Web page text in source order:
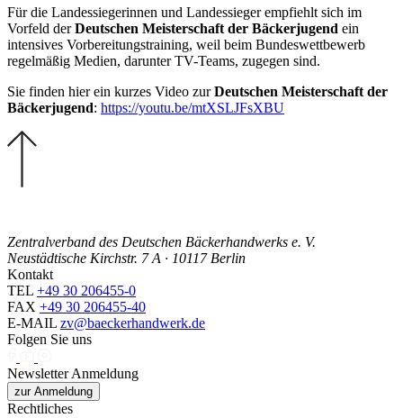
Für die Landessiegerinnen und Landessieger empfiehlt sich im
Vorfeld derDeutschen Meisterschaft der Bäckerjugend ein
intensives Vorbereitungstraining, weil beim Bundeswettbewerb
regelmäßig Medien, darunter TV-Teams, zugegen sind.
Sie finden hier ein kurzes Video zurDeutschen Meisterschaft der
Bäckerjugend: https://youtu.be/mtXSLJFsXBU
Zentralverband des Deutschen Bäckerhandwerks e. V.
Neustädtische Kirchstr. 7 A · 10117 Berlin
Kontakt
TEL +49 30 206455-0
FAX +49 30 206455-40
E-MAIL zv@baeckerhandwerk.de
Folgen Sie uns
Newsletter Anmeldung
zur Anmeldung
Rechtliches